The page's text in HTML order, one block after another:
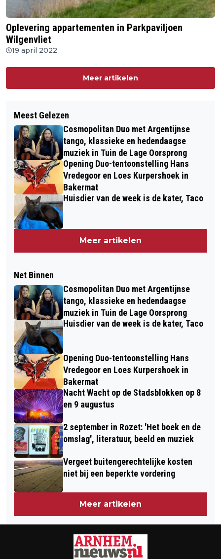
Oplevering appartementen in Parkpaviljoen
Wilgenvliet
19 april 2022
Meer artikelen
Meest Gelezen
Cosmopolitan Duo met Argentijnse
tango, klassieke en hedendaagse
muziek in Tuin de Lage Oorsprong
Opening Duo-tentoonstelling Hans
Vredegoor en Loes Kurpershoek in
Bakermat
Huisdier van de week is de kater, Taco
Meer artikelen
Net Binnen
Cosmopolitan Duo met Argentijnse
tango, klassieke en hedendaagse
muziek in Tuin de Lage Oorsprong
Huisdier van de week is de kater, Taco
Opening Duo-tentoonstelling Hans
Vredegoor en Loes Kurpershoek in
Bakermat
Nacht Wacht op de Stadsblokken op 8
en 9 augustus
2 september in Rozet: 'Het boek en de
omslag', literatuur, beeld en muziek
Vergeet buitengerechtelijke kosten
niet bij een beperkte vordering
Meer artikelen